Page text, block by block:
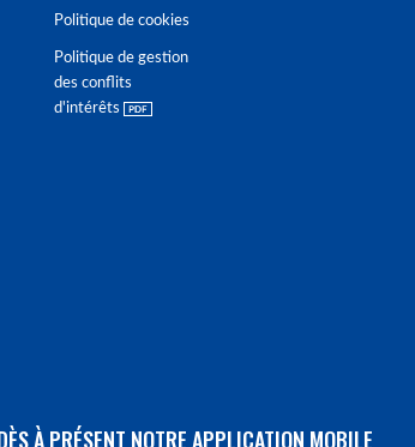
Politique de cookies
Politique de gestion
des conflits
d'intérêts
À PRÉSENT NOTRE APPLICATION MOBILE